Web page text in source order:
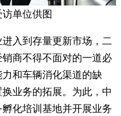
单位供图
入到存量更新市场，二
商不得不面对的一道必
和车辆消化渠道的缺
业务的拓展。为此，中
化培训基地并开展业务